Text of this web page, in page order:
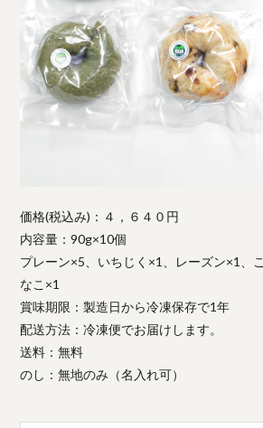
価格(税込み)：４，６４０円
内容量：90g×10個
プレーン×5、いちじく×1、レーズン×1、
なこ×1
賞味期限：製造日から冷凍保存で1年
配送方法：冷凍便でお届けします。
送料：無料
のし：無地のみ（名入れ可）